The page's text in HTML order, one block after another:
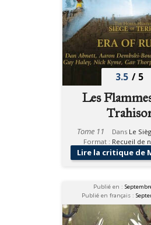
3.5 / 5
Les
Tome 11 Dans Le
Format : Recueil de
Lire la critique de
Publié en :
Publié en français :